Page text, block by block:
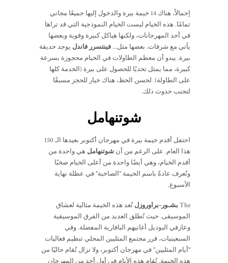
إجمالاً، هناك 14 خيمة بيرة والدخول إليها جميعًا مجاني
تمامًا. هذه الخيام ليست الخيام النموذجية التي قد تراها
في أحد المهرجانات، ولكنها هياكل كبيرة وقوية وبعضها
يأتي مع شرفات. بعضها مثل...فينتسرر فاندل يوجد حديقة
بيرة. يبدو أن معظم الطاولات في الخيام محجوزة بسرعة
كبيرة، مما يمثل تحديًا للحصول على بيرة (الخدمة كلها
على الطاولة). لحسن الحظ، هناك خيار للحجز مسبقًا
لتجنب حدوث ذلك.
شوتنهامل
احتفل أقدم خيمة بيرة في مهرجان أكتوبر بعيدها الـ 150
هذا العام. على الرغم من أن شوتنهامل هي واحدة من
أقدم الخيام، وهي أيضًا واحدة من أعلى الخيام صخبًا
وتُعرف عادةً باسم الخيمة "الصاخبة" في عطلة نهاية
الأسبوع.
The بشـور-براوروزل تُعد هذه الخيمة مثالية لعشاق
الموسيقى. حيث تُطلق العديد من الفرق الموسيقية
وعازفي اليوديل أغانيهم البافارية المفضلة. وفي
السبعينيات، قرر مجتمع المثليين المحلي تنظيم فعاليات
"أيام المثليين" في مهرجان أكتوبر، ولا تزال تُقام حاليًا من
هذه الخيمة. تُقام هذه الأيام في أول أحد من المهرجان